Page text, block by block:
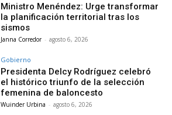
Ministro Menéndez: Urge transformar
la planificación territorial tras los
sismos
Janna Corredor - agosto 6, 2026
Gobierno
Presidenta Delcy Rodríguez celebró
el histórico triunfo de la selección
femenina de baloncesto
Wuinder Urbina - agosto 6, 2026